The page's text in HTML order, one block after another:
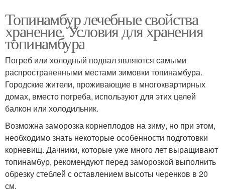
Топинамбур лечебные свойства
хранение. Условия для хранения
топинамбура
Погреб или холодный подвал являются самыми
распространенными местами зимовки топинамбура.
Городские жители, проживающие в многоквартирных
домах, вместо погреба, используют для этих целей
балкон или холодильник.
Возможна заморозка корнеплодов на зиму, но при этом,
необходимо знать некоторые особенности подготовки
корневищ. Дачники, которые уже много лет выращивают
топинамбур, рекомендуют перед заморозкой выполнить
обрезку стеблей с оставлением высоты черенков в 20
см.